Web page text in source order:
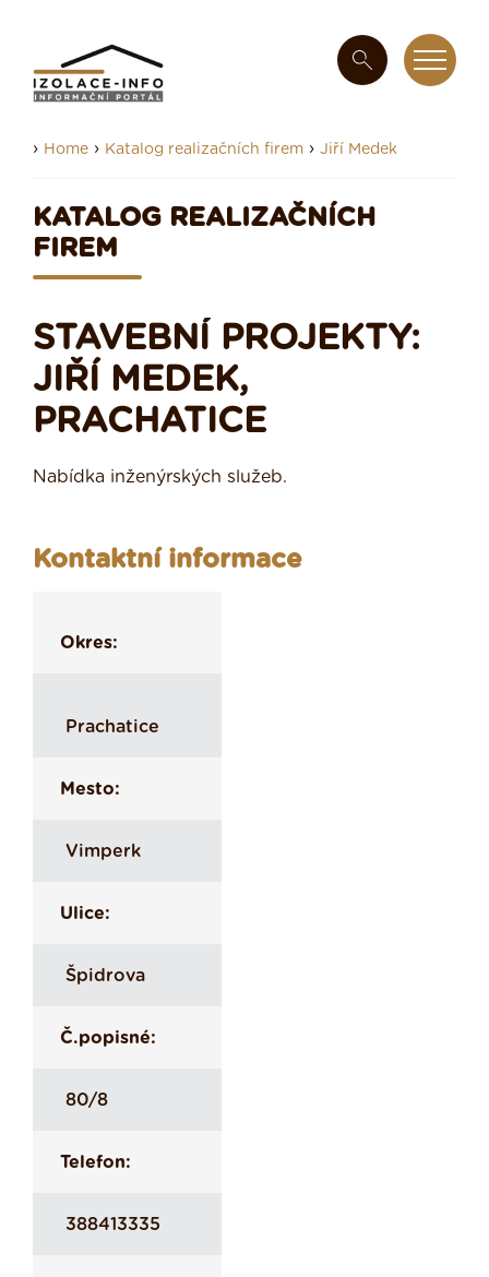
› Home › Katalog realizačních firem › Jiří Medek
KATALOG REALIZAČNÍCH
FIREM
STAVEBNÍ PROJEKTY:
JIŘÍ MEDEK,
PRACHATICE
Nabídka inženýrských služeb.
Kontaktní informace
Okres:
Prachatice
Mesto:
Vimperk
Ulice:
Špidrova
Č.popisné:
80/8
Telefon:
388413335